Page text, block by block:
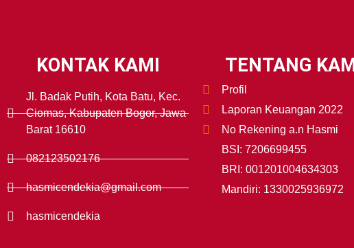
KONTAK KAMI
Jl. Badak Putih, Kota Batu, Kec.
Ciomas, Kabupaten Bogor, Jawa
Barat 16610
082123502176
hasmicendekia@gmail.com
hasmicendekia
TENTANG KAMI
Profil
Laporan Keuangan 2022
No Rekening a.n Hasmi
BSI: 7206699455
BRI: 001201004634303
Mandiri: 1330025936972